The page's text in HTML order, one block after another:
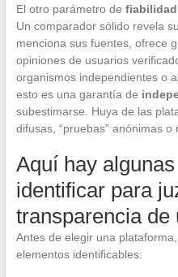
El otro parámetro de fiabilidad
Un comparador sólido revela
menciona sus fuentes, ofrece
opiniones de usuarios
organismos independientes o
esto es una garantía de
subestimarse. Huya de las
difusas, “pruebas” anónimas o
Aquí hay
identificar para
transparencia de
Antes de elegir una
elementos identificables: